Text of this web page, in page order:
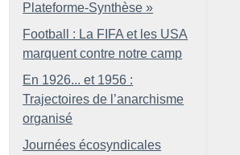
Plateforme-Synthèse »
Football : La FIFA et les USA
marquent contre notre camp
En 1926... et 1956 :
Trajectoires de l’anarchisme
organisé
Journées écosyndicales